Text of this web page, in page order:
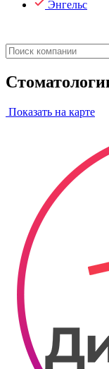
Энгельс
Показать на карте